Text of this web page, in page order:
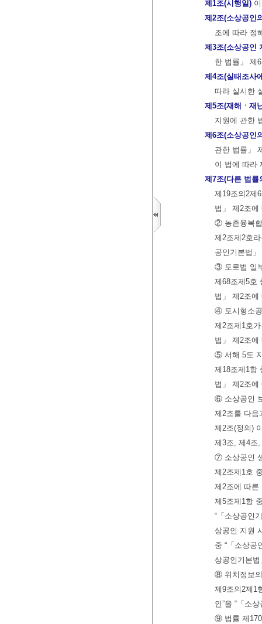
제1조(시행일)
제2조(소상공인
조에 따라 정
제3조(소상공인
한 법률」 제
제4조(실태조사
따라 실시한
제5조(재해ㆍ재
지원에 관한
제6조(소상공인
관한 법률」
이 법에 따라
제7조(다른 법률
제19조의2제
법」 제2조에
② 농촌융복
제2조제2호
공인기본법
③ 도로법 일
제68조제5호
법」 제2조에
④ 도시형소
제2조제1호
법」 제2조에
⑤ 서해 5도
제18조제1항
법」 제2조에
⑥ 소상공인
제2조를 다음
제2조(정의)
제3조, 제4조
⑦ 소상공인
제2조제1호
제2조에 따른
제5조제1항
“「소상공인
상공인 지원
중 “「소상공
상공인기본
⑧ 위치정보
제9조의2제1
인”을 “「소
⑨ 법률 제